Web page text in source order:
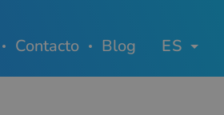
Contacto Blog ES